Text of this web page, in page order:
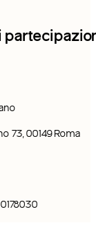
73, 00149 Roma